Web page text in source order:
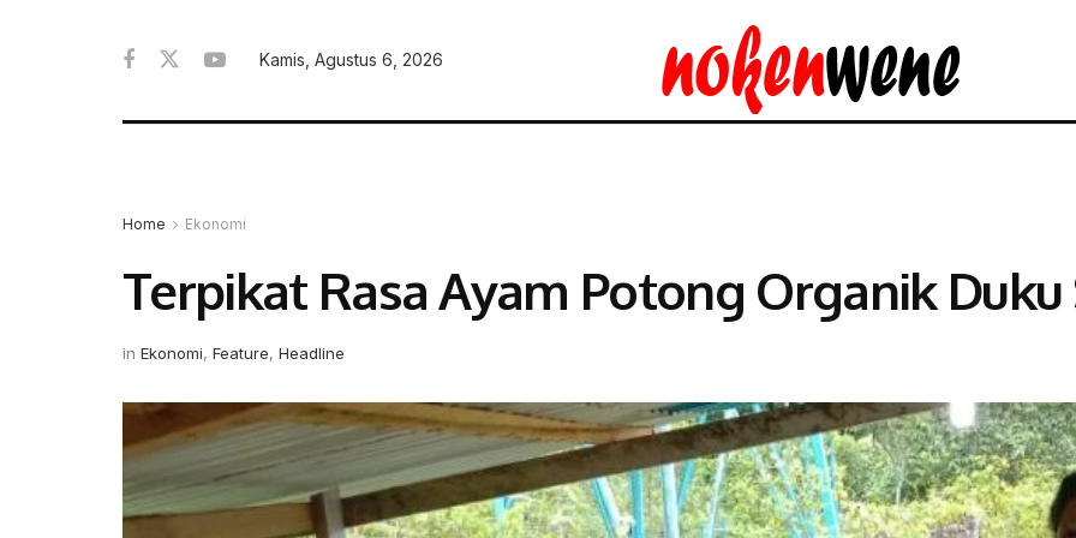
Kamis, Agustus 6, 2026
Home Ekonomi
Terpikat Rasa Ayam Potong Organik Duku
in Ekonomi, Feature, Headline